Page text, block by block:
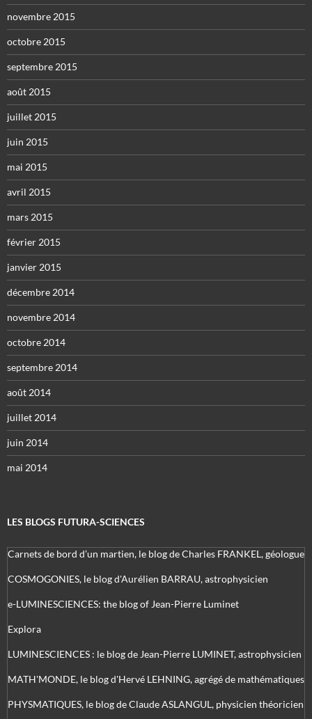
novembre 2015
octobre 2015
septembre 2015
août 2015
juillet 2015
juin 2015
mai 2015
avril 2015
mars 2015
février 2015
janvier 2015
décembre 2014
novembre 2014
octobre 2014
septembre 2014
août 2014
juillet 2014
juin 2014
mai 2014
LES BLOGS FUTURA-SCIENCES
Carnets de bord d’un martien, le blog de Charles FRANKEL, géologue
COSMOGONIES, le blog d'Aurélien BARRAU, astrophysicien
e-LUMINESCIENCES: the blog of Jean-Pierre Luminet
Explora
LUMINESCIENCES : le blog de Jean-Pierre LUMINET, astrophysicien
MATH'MONDE, le blog d'Hervé LEHNING, agrégé de mathématiques
PHYSMATIQUES, le blog de Claude ASLANGUL, physicien théoricien